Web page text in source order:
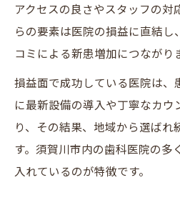
アクセスの良さやスタッフの対
らの要素は医院の損益に直結し
コミによる新患増加につながり
損益面で成功している医院は、
に最新設備の導入や丁寧なカ
り、その結果、地域から選ばれ
す。須賀川市内の歯科医院の多
入れているのが特徴です。